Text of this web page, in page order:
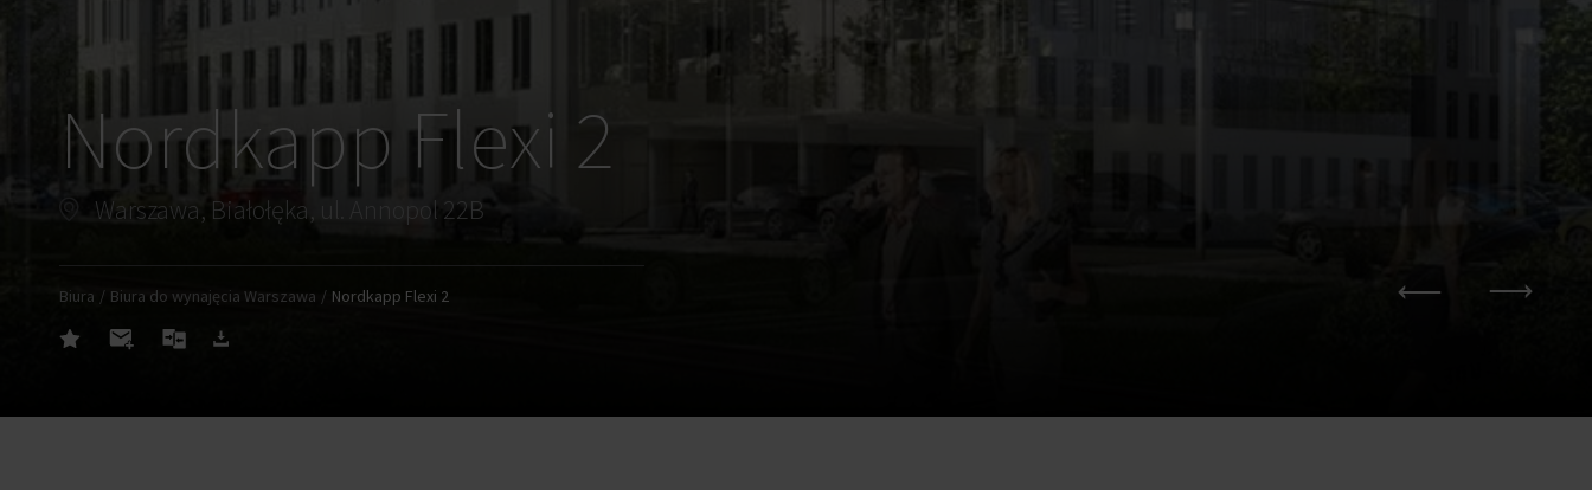
Nordkapp Flexi 2
Warszawa, Białołęka, ul. Annopol 22B
Biura Biura do wynajęcia Warszawa Nordkapp Flexi 2